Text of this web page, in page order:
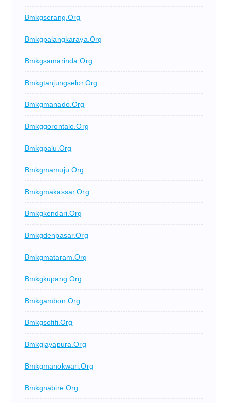
Bmkgserang.org
Bmkgpalangkaraya.org
Bmkgsamarinda.org
Bmkgtanjungselor.org
Bmkgmanado.org
Bmkggorontalo.org
Bmkgpalu.org
Bmkgmamuju.org
Bmkgmakassar.org
Bmkgkendari.org
Bmkgdenpasar.org
Bmkgmataram.org
Bmkgkupang.org
Bmkgambon.org
Bmkgsofifi.org
Bmkgjayapura.org
Bmkgmanokwari.org
Bmkgnabire.org